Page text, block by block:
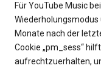
Für YouTube Music
Wiederholungsmodus
Monate nach der
Cookie „pm_sess“
aufrechtzuerhalten,